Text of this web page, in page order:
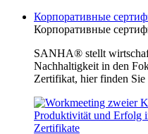
Корпоративные
Корпоративные
SANHA® stellt
Nachhaltigkeit in den
Zertifikat, hier finden